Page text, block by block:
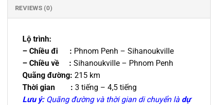
REVIEWS (0)
Lộ trình:
– Chiều đi : Phnom Penh – Sihanoukville
– Chiều về : Sihanoukville – Phnom Penh
Quãng đường: 215 km
Thời gian
: 3 tiếng – 4,5 tiếng
Lưu ý: Quãng đường và thời gian di chuyển là dự